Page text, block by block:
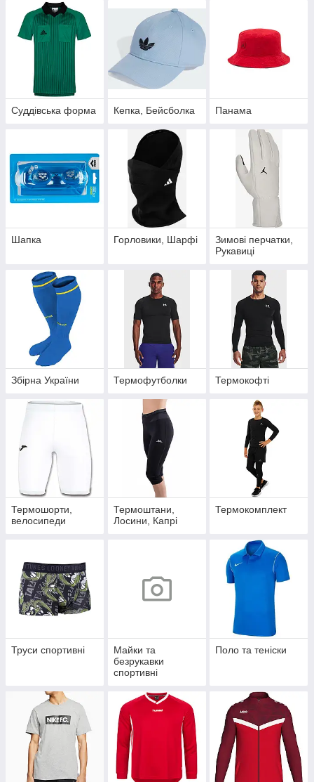
Суддівська форма Кепка, Бейсболка Панама
Шапка Горловики, Шарфі
Зимові перчатки,
Рукавиці
Збірна України Термофутболки Термокофті
Термошорти,
велосипеди
Термоштани,
Лосини, Капрі
Термокомплект
Труси спортивні
Майки та
безрукавки
спортивні
Поло та теніски